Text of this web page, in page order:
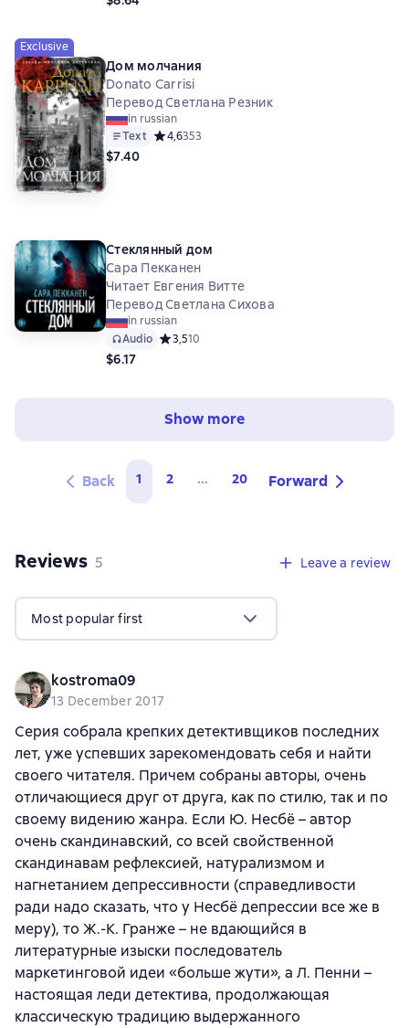
Exclusive
Дом молчания
Donato Carrisi
Перевод Светлана Резник
in russian
Text Средний рейтинг 4,6 на основе 353 оценок
4,6353
$7.40
Стеклянный дом
Сара Пекканен
Читает Евгения Витте
Перевод Светлана Сихова
in russian
Audio Средний рейтинг 3,5 на основе 10 оценок
3,510
$6.17
Show more
Back 1 2 ... 20 Forward
Reviews 5 reviews
5 Leave a review
Most popular first
kostroma09
13 December 2017
Серия собрала крепких детективщиков последних
лет, уже успевших зарекомендовать себя и найти
своего читателя. Причем собраны авторы, очень
отличающиеся друг от друга, как по стилю, так и по
своему видению жанра. Если Ю. Несбё – автор
очень скандинавский, со всей свойственной
скандинавам рефлексией, натурализмом и
нагнетанием депрессивности (справедливости
ради надо сказать, что у Несбё депрессии все же в
меру), то Ж.-К. Гранже – не вдающийся в
литературные изыски последователь
маркетинговой идеи «больше жути», а Л. Пенни –
настоящая леди детектива, продолжающая
классическую традицию выдержанного